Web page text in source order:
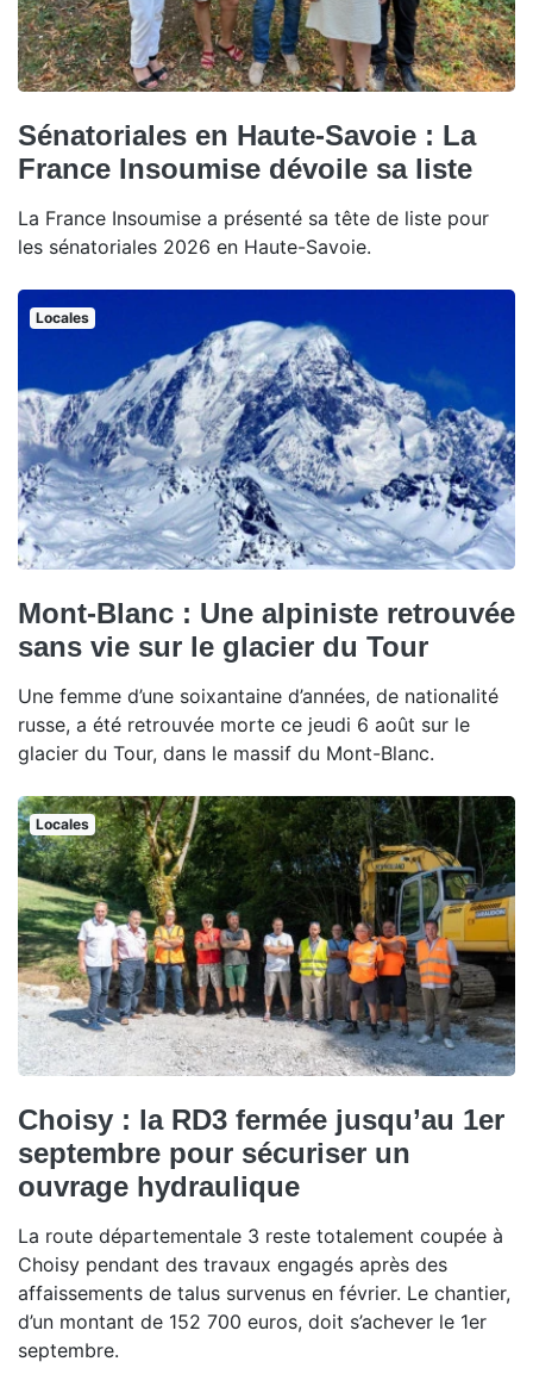
Sénatoriales en Haute-Savoie : La
France Insoumise dévoile sa liste
La France Insoumise a présenté sa tête de liste pour
les sénatoriales 2026 en Haute-Savoie.
Locales
Mont-Blanc : Une alpiniste retrouvée
sans vie sur le glacier du Tour
Une femme d’une soixantaine d’années, de nationalité
russe, a été retrouvée morte ce jeudi 6 août sur le
glacier du Tour, dans le massif du Mont-Blanc.
Locales
Choisy : la RD3 fermée jusqu’au 1er
septembre pour sécuriser un
ouvrage hydraulique
La route départementale 3 reste totalement coupée à
Choisy pendant des travaux engagés après des
affaissements de talus survenus en février. Le chantier,
d’un montant de 152 700 euros, doit s’achever le 1er
septembre.